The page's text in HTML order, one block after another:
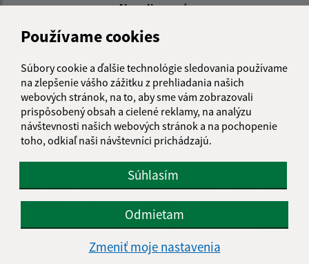
Používame cookies
Súbory cookie a ďalšie technológie sledovania používame
na zlepšenie vášho zážitku z prehliadania našich
webových stránok, na to, aby sme vám zobrazovali
prispôsobený obsah a cielené reklamy, na analýzu
návštevnosti našich webových stránok a na pochopenie
toho, odkiaľ naši návštevníci prichádzajú.
Súhlasím
Odmietam
Zmeniť moje nastavenia
Aktualizované:
04.08.2026 11:27 hod.
RSS
Správca obsahu:
Správca obsahu je Obec Zemplínska Teplica.
Vytvorené v súlade sJednotným dizajn manuálom
elektronických služieb.
CMS systém (redakčný) systém ECHELON 2
web portál
webhosting
wbx, s.r.o. domény
registrácia domény
spoločnosť wbx, s.r.o.
Technický prevádzkovateľ: